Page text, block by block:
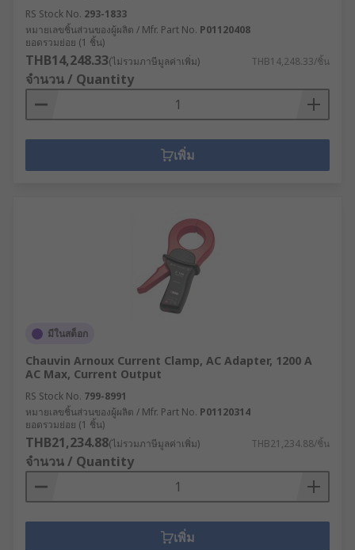
RS Stock No. 293-1833
หมายเลขชิ้นส่วนของผู้ผลิต / Mfr. Part No. P01120408
ยอดรวมย่อย (1 ชิ้น)
THB14,248.33(ไม่รวมภาษีมูลค่าเพิ่ม) THB14,248.33/ชิ้น
จำนวน / Quantity
เพิ่ม
มีในสต็อก
Chauvin Arnoux Current Clamp, AC Adapter, 1200 A
AC Max, Current Output
RS Stock No. 799-8991
หมายเลขชิ้นส่วนของผู้ผลิต / Mfr. Part No. P01120314
ยอดรวมย่อย (1 ชิ้น)
THB21,234.88(ไม่รวมภาษีมูลค่าเพิ่ม) THB21,234.88/ชิ้น
จำนวน / Quantity
เพิ่ม